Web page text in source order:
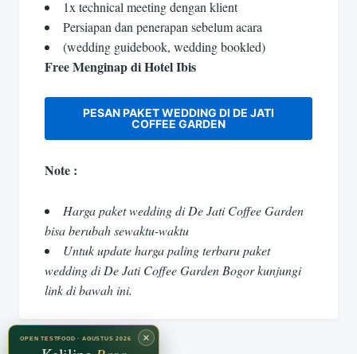
1x technical meeting dengan klient
Persiapan dan penerapan sebelum acara
(wedding guidebook, wedding bookled)
Free Menginap di Hotel Ibis
PESAN PAKET WEDDING DI DE JATI
COFFEE GARDEN
Note :
Harga paket wedding di De Jati Coffee Garden
bisa berubah sewaktu-waktu
Untuk update harga paling terbaru paket
wedding di De Jati Coffee Garden Bogor kunjungi
link di bawah ini.
×
OPEN TESTFOOD · AGUSTUS 2026